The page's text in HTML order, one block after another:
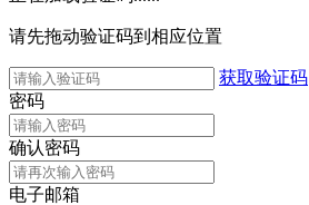
请先拖动验证码到相应位置
获取验证码
密码
确认密码
电子邮箱